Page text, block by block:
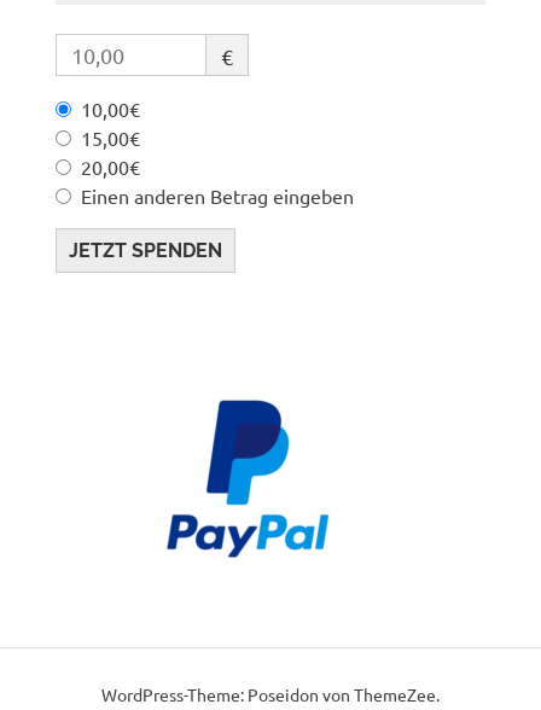
€
10,00€
15,00€
20,00€
Einen anderen Betrag eingeben
JETZT SPENDEN
WordPress-Theme: Poseidon von ThemeZee.